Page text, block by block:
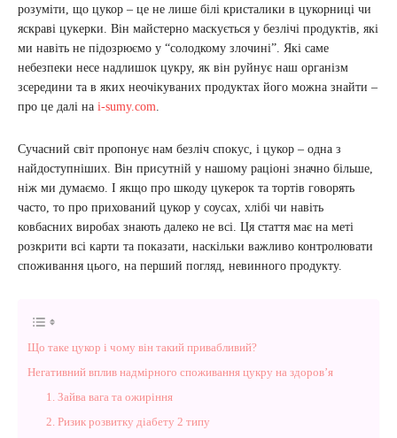
розуміти, що цукор – це не лише білі кристалики в цукорниці чи
яскраві цукерки. Він майстерно маскується у безлічі продуктів, які
ми навіть не підозрюємо у “солодкому злочині”. Які саме
небезпеки несе надлишок цукру, як він руйнує наш організм
зсередини та в яких неочікуваних продуктах його можна знайти –
про це далі на i-sumy.com.
Сучасний світ пропонує нам безліч спокус, і цукор – одна з
найдоступніших. Він присутній у нашому раціоні значно більше,
ніж ми думаємо. І якщо про шкоду цукерок та тортів говорять
часто, то про прихований цукор у соусах, хлібі чи навіть
ковбасних виробах знають далеко не всі. Ця стаття має на меті
розкрити всі карти та показати, наскільки важливо контролювати
споживання цього, на перший погляд, невинного продукту.
Що таке цукор і чому він такий привабливий?
Негативний вплив надмірного споживання цукру на здоров’я
1. Зайва вага та ожиріння
2. Ризик розвитку діабету 2 типу